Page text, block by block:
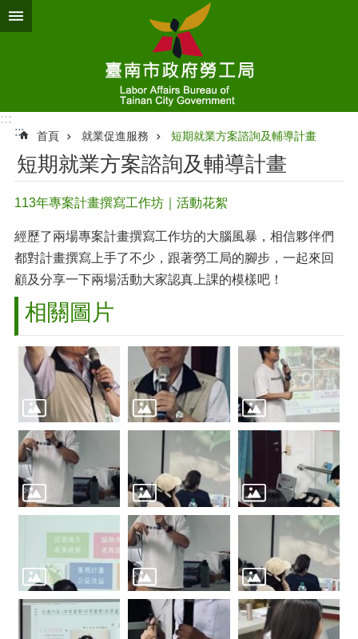
跳到主要內容區塊
:::
:::
首頁 就業促進服務 短期就業方案諮詢及輔導計畫
短期就業方案諮詢及輔導計畫
113年專案計畫撰寫工作坊｜活動花絮
經歷了兩場專案計畫撰寫工作坊的大腦風暴，相信夥伴們
都對計畫撰寫上手了不少，跟著勞工局的腳步，一起來回
顧及分享一下兩場活動大家認真上課的模樣吧！
相關圖片